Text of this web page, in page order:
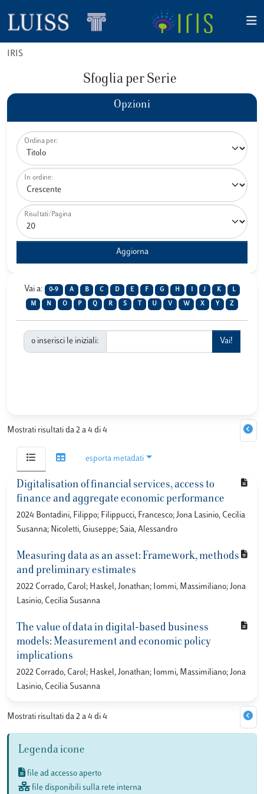
IRIS
Sfoglia per Serie
Opzioni
Ordina per:
In ordine:
Risultati/Pagina
Vai a: 0-9 A B C D E F G H J K L
M N O P Q R S U V W X Y Z
o inserisci le iniziali:
Mostrati risultati da 2 a 4 di 4
esporta metadati
Digitalisation of financial services, access to
finance and aggregate economic performance
2024 Bontadini, Filippo; Filippucci, Francesco; Jona Lasinio, Cecilia
Susanna; Nicoletti, Giuseppe; Saia, Alessandro
Measuring data as an asset: Framework, methods
and preliminary estimates
2022 Corrado, Carol; Haskel, Jonathan; Iommi, Massimiliano; Jona
Lasinio, Cecilia Susanna
The value of data in digital-based business
models: Measurement and economic policy
implications
2022 Corrado, Carol; Haskel, Jonathan; Iommi, Massimiliano; Jona
Lasinio, Cecilia Susanna
Mostrati risultati da 2 a 4 di 4
Legenda icone
file ad accesso aperto
file disponibili sulla rete interna